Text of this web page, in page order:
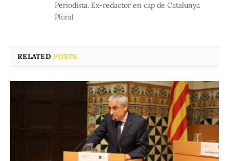
Periodista. Ex-redactor en cap de Catalunya
Plural
RELATEDPOSTS